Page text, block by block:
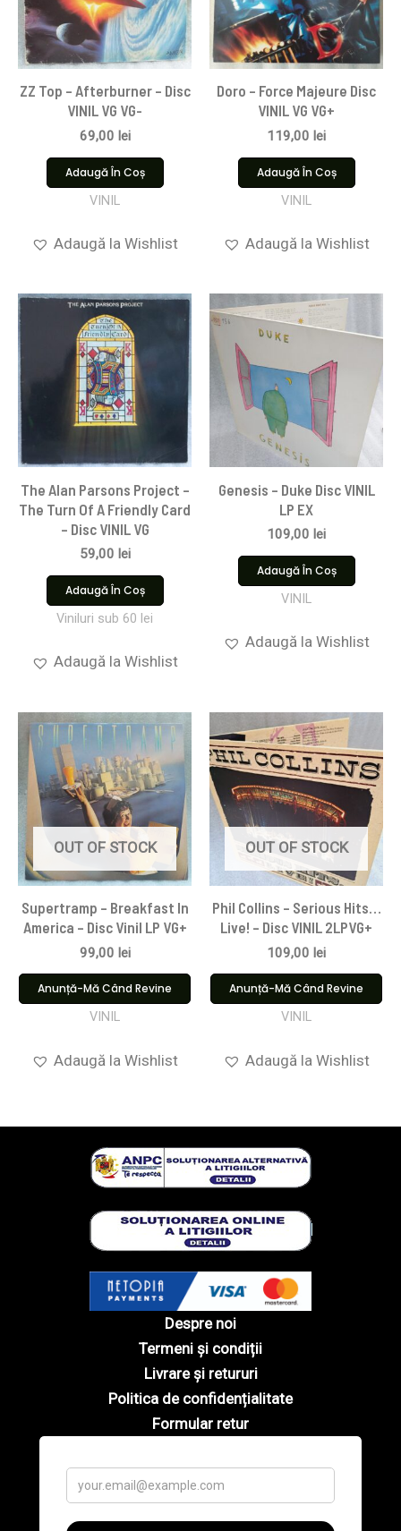
ZZ Top – Afterburner – Disc
VINIL VG VG-
69,00 lei
Adaugă În Coș
VINIL
Adaugă la Wishlist
Doro – Force Majeure Disc
VINIL VG VG+
119,00 lei
Adaugă În Coș
VINIL
Adaugă la Wishlist
The Alan Parsons Project –
The Turn Of A Friendly Card
– Disc VINIL VG
59,00 lei
Adaugă În Coș
Viniluri sub 60 lei
Adaugă la Wishlist
Genesis – Duke Disc VINIL
LP EX
109,00 lei
Adaugă În Coș
VINIL
Adaugă la Wishlist
OUT OF STOCK
Supertramp – Breakfast In
America – Disc Vinil LP VG+
99,00 lei
Anunță-Mă Când Revine
VINIL
Adaugă la Wishlist
OUT OF STOCK
Phil Collins – Serious Hits…
Live! – Disc VINIL 2LPVG+
109,00 lei
Anunță-Mă Când Revine
VINIL
Adaugă la Wishlist
Despre noi
Termeni și condiții
Livrare și retururi
Politica de confidențialitate
Formular retur